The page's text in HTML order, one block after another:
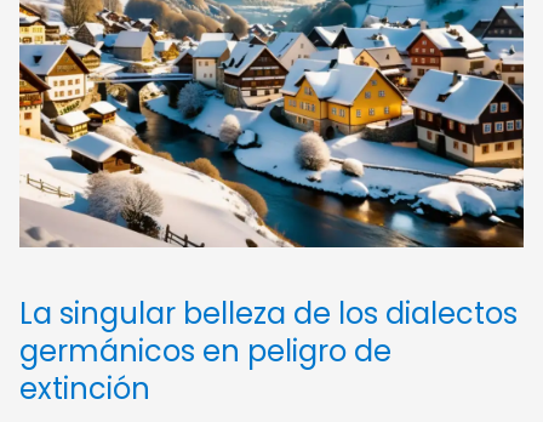
La singular belleza de los dialectos
germánicos en peligro de
extinción